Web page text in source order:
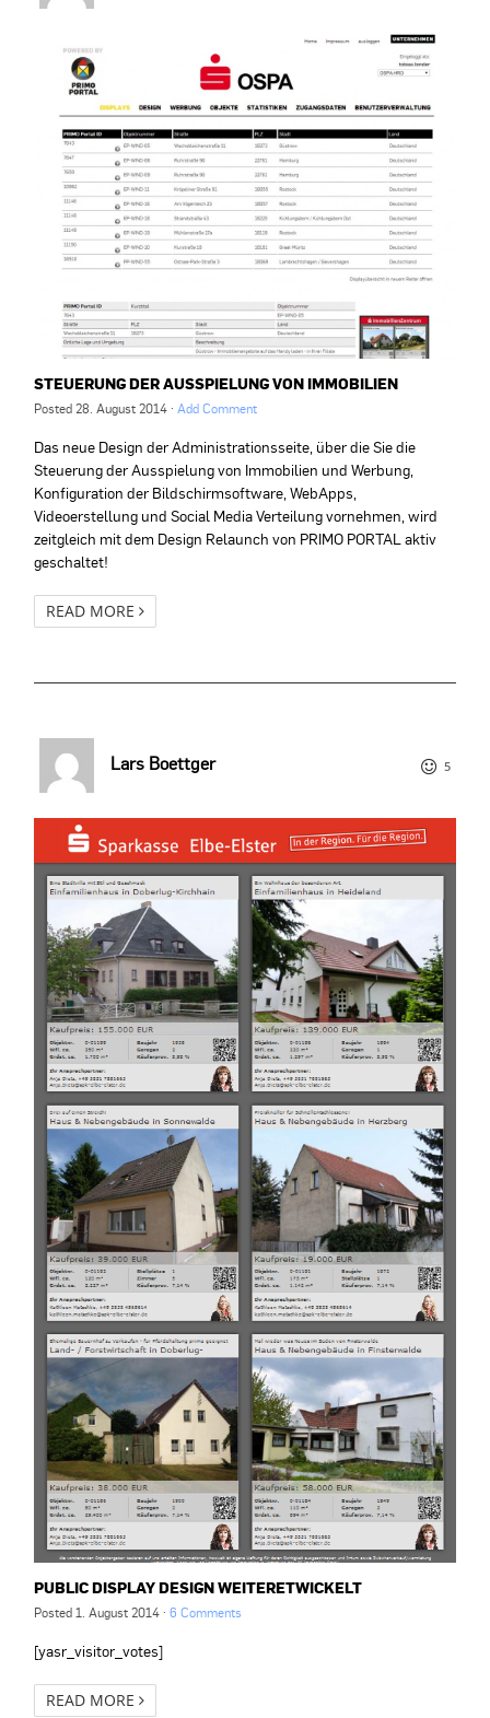
STEUERUNG DER AUSSPIELUNG VON IMMOBILIEN
Posted28. August 2014·Add Comment
Das neue Design der Administrationsseite, über die Sie die
Steuerung der Ausspielung von Immobilien und Werbung,
Konfiguration der Bildschirmsoftware, WebApps,
Videoerstellung und Social Media Verteilung vornehmen, wird
zeitgleich mit dem Design Relaunch von PRIMO PORTAL aktiv
geschaltet!
READ MORE
Lars Boettger 5
PUBLIC DISPLAY DESIGN WEITERETWICKELT
Posted1. August 2014·6 Comments
[yasr_visitor_votes]
READ MORE